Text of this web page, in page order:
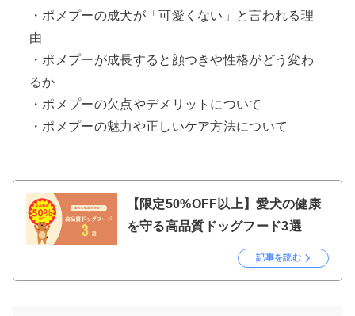
・ポメプーの成犬が「可愛くない」と言われる理
由
・ポメプーが成長すると顔つきや性格がどう変わ
るか
・ポメプーの欠点やデメリットについて
・ポメプーの魅力や正しいケア方法について
【限定50%OFF以上】愛犬の健康
を守る高品質ドッグフード3選
記事を読む